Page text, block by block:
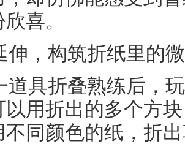
喜。
伸，构筑折纸里的
道具折叠熟练后，
以用折出的多个方
不同颜色的纸，折